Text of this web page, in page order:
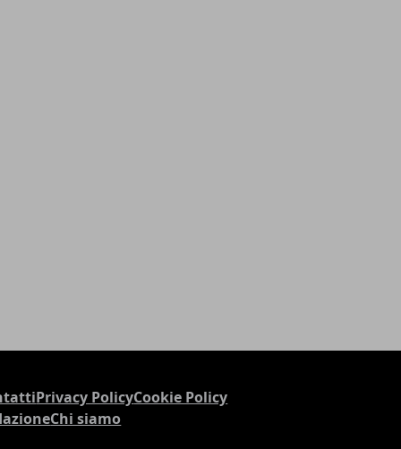
Privacy PolicyCookie Policy
Chi siamo